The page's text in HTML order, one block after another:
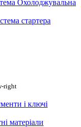
Охолоджувальна
стартера
і ключі
матеріали